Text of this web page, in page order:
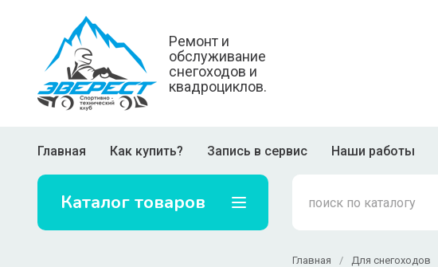
Ремонт и
обслуживание
снегоходов и
квадроциклов.
Главная Как купить? Запись в сервис Наши работы
Каталог товаров
Главная / Для снегоходов